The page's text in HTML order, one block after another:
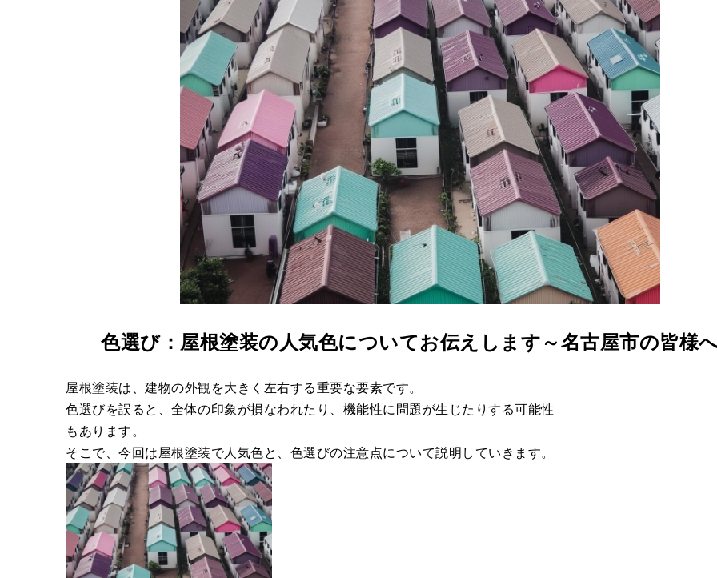
色選び：屋根塗装の人気色についてお伝えします～名古屋市の皆様
屋根塗装は、建物の外観を大きく左右する重要な要素です。
色選びを誤ると、全体の印象が損なわれたり、機能性に問題が生じたりする可能性
もあります。
そこで、今回は屋根塗装で人気色と、色選びの注意点について説明していきます。